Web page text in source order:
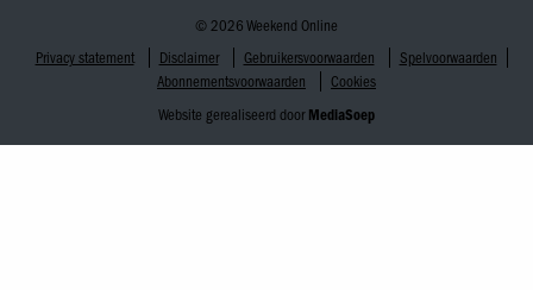
© 2026 Weekend Online
Privacy statement
Disclaimer Gebruikersvoorwaarden
Spelvoorwaarden
Abonnementsvoorwaarden
Cookies
Website gerealiseerd door MediaSoep